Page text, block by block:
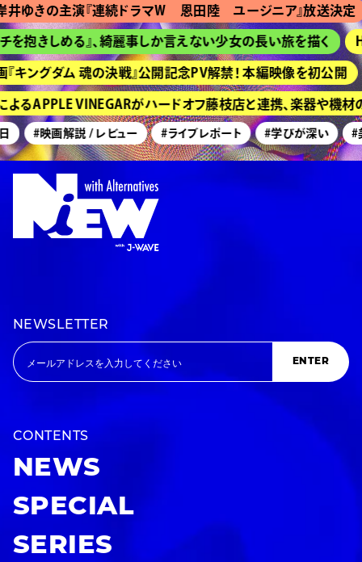
の主演『連続ドラマＷ 恩田陸 ユージニア』放送決定 『
きしめる』、綺麗事しか言えない少女の長い旅を描く
グダム 魂の決戦』公開記念PV解禁！ 本編映像を初公開
APPLE VINEGARがハードオフ藤枝店と連携、楽器や機材の
#映画解説 / レビュー #ライブレポート #学びが深い #美
NEWSLETTER
ENTER
CONTENTS
NEWS
SPECIAL
SERIES